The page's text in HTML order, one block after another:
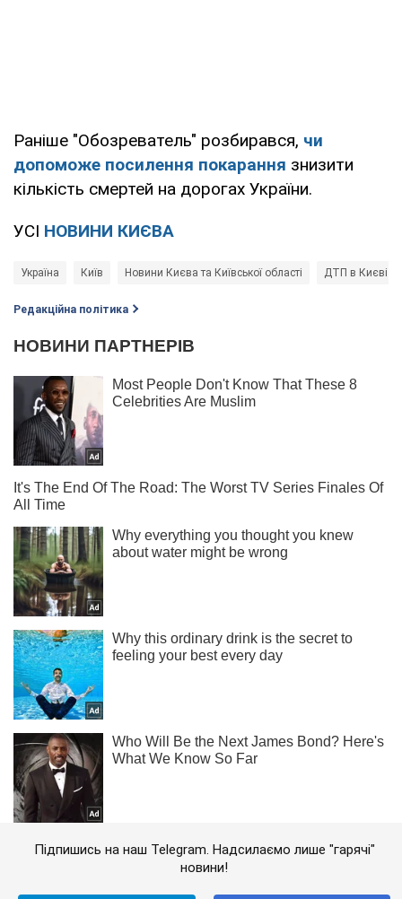
Раніше "Обозреватель" розбирався, чи
допоможе посилення покарання знизити
кількість смертей на дорогах України.
УСІ НОВИНИ КИЄВА
Україна Київ Новини Києва та Київської області ДТП в Києві
Редакційна політика
Підпишись на наш Telegram. Надсилаємо лише "гарячі"
новини!